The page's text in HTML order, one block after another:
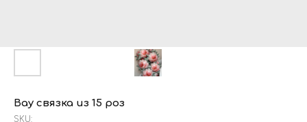
Вау связка из 15 роз
SKU: